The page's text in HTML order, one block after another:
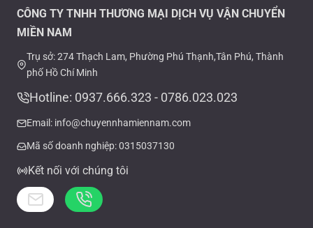
CÔNG TY TNHH THƯƠNG MẠI DỊCH VỤ VẬN CHUYỂN
MIỀN NAM
Trụ sở: 274 Thạch Lam, Phường Phú Thạnh,Tân Phú, Thành
phố Hồ Chí Minh
Hotline: 0937.666.323 - 0786.023.023
Email: info@chuyennhamiennam.com
Mã số doanh nghiệp: 0315037130
Kết nối với chúng tôi